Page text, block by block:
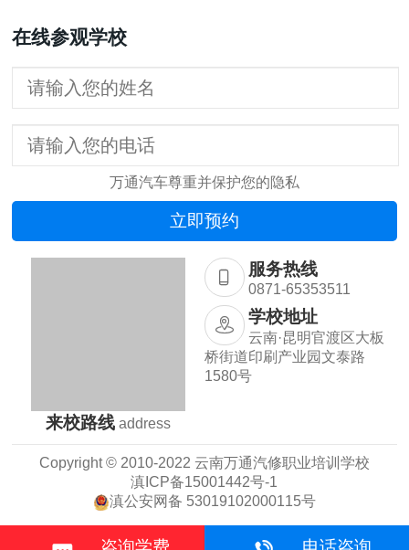
在线参观学校
万通汽车尊重并保护您的隐私
来校路线 address
服务热线
0871-65353511
学校地址
云南·昆明官渡区大板
桥街道印刷产业园文泰路
1580号
Copyright © 2010-2022 云南万通汽修职业培训学校
滇ICP备15001442号-1
滇公安网备 53019102000115号